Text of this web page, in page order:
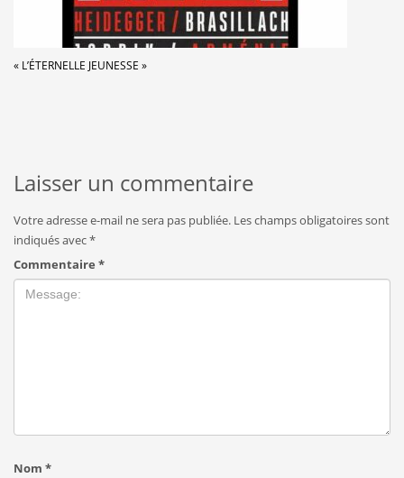
« L’ÉTERNELLE JEUNESSE »
Laisser un commentaire
Votre adresse e-mail ne sera pas publiée. Les champs obligatoires sont
indiqués avec*
Commentaire *
Nom *